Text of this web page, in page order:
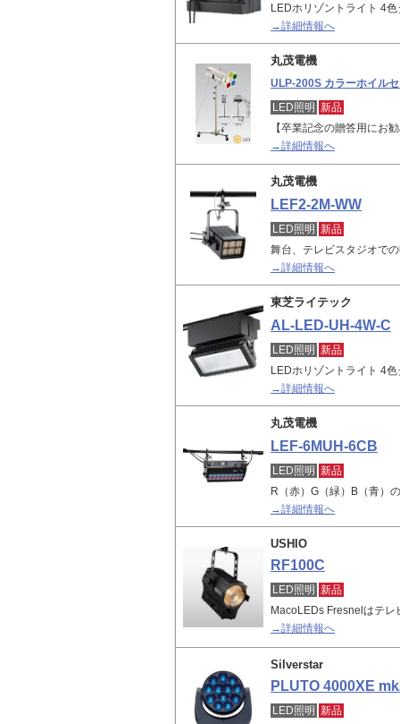
LEDホリゾントライト 4
→詳細情報へ
丸茂電機
ULP-200S カラーホイル
LED照明 新品
【卒業記念の贈答用にお
→詳細情報へ
丸茂電機
LEF2-2M-WW
LED照明 新品
舞台、テレビスタジオで
→詳細情報へ
東芝ライテック
AL-LED-UH-4W-C
LED照明 新品
LEDホリゾントライト 4
→詳細情報へ
丸茂電機
LEF-6MUH-6CB
LED照明 新品
R（赤）G（緑）B（青）
→詳細情報へ
USHIO
RF100C
LED照明 新品
MacoLEDs Fresnelはテ
→詳細情報へ
Silverstar
PLUTO 4000XE
LED照明 新品